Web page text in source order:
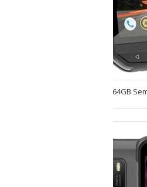
CAT Phone S48C 4GB RAM 64GB